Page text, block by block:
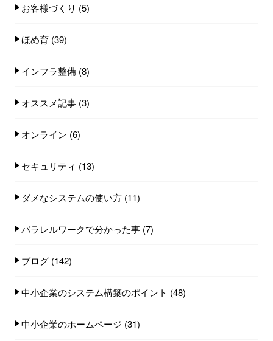
お客様づくり (5)
ほめ育 (39)
インフラ整備 (8)
オススメ記事 (3)
オンライン (6)
セキュリティ (13)
ダメなシステムの使い方 (11)
パラレルワークで分かった事 (7)
ブログ (142)
中小企業のシステム構築のポイント (48)
中小企業のホームページ (31)